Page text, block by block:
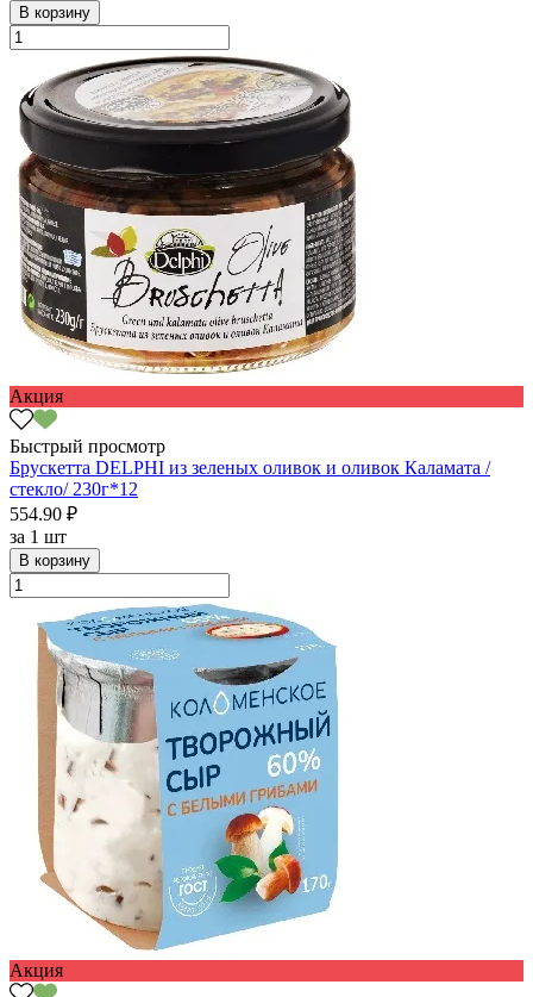
В корзину
Акция
Быстрый просмотр
Брускетта DELPHI из зеленых оливок и оливок Каламата /
стекло/ 230г*12
554.90 ₽
за 1 шт
В корзину
Акция